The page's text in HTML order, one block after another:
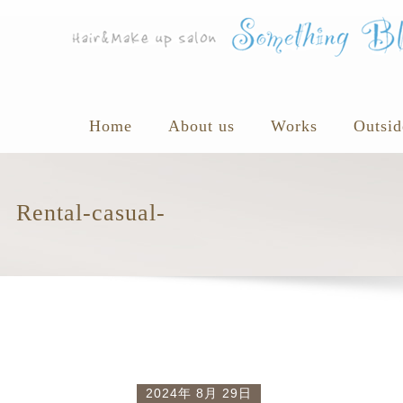
Home About us Works
Rental-casual-
2024年 8月 29日